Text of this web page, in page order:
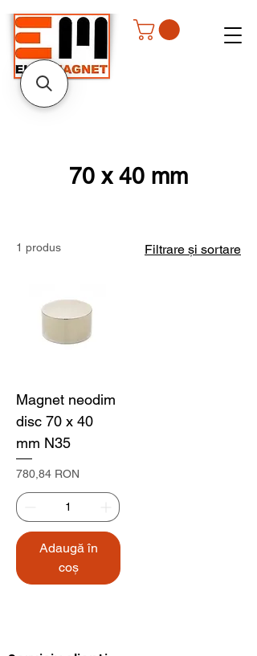
70 x 40 mm
1 produs Filtrare și sortare
Magnet neodim
disc 70 x 40
mm N35
Preț
780,84 RON
Adaugă în
coș